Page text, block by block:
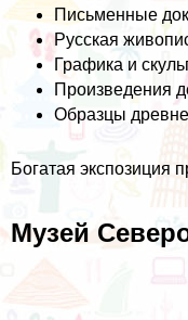
Письменные
Русская
Графика и
Произведения
Образцы
Богатая экспозиция
Музей